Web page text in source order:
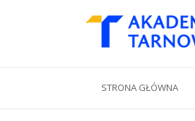
STRONA GŁÓWNA